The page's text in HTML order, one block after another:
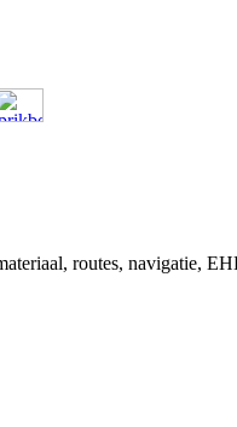
routes, navigatie,